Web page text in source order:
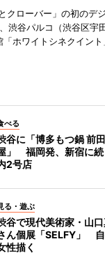
クローバー」の初のデ
渋谷パルコ（渋谷区宇
ホワイトシネクイント
べる
谷に「博多もつ鍋 前田
」 福岡発、新宿に続
2号店
る・遊ぶ
谷で現代美術家・山口
ん個展「SELFY」 自
性描く